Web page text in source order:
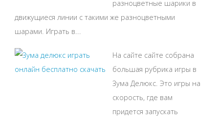
разноцветные шарики в
движущиеся линии с такими же разноцветными
шарами. Играть в...
На сайте сайте собрана
большая рубрика игры в
Зума Делюкс. Это игры на
скорость, где вам
придется запускать